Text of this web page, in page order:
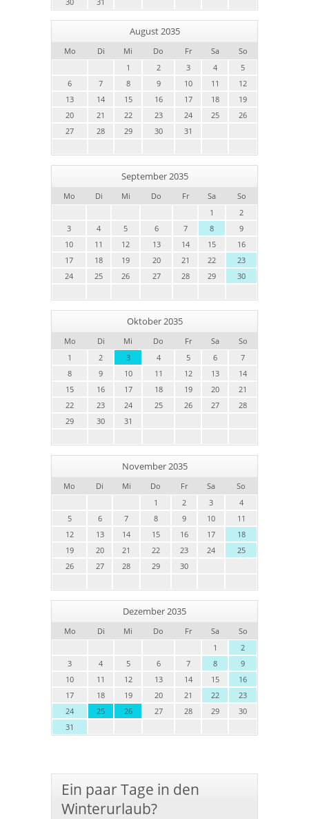
August 2035
Mo Di Mi Do Fr Sa
So
1
2 3 4
5
6
7 8 9 10 11
12
13
14 15 16 17 18
19
20
21 22 23 24 25
26
27
28 29 30 31
September 2035
Mo Di Mi Do Fr Sa
So
1
2
3
4 5 6 7 8
9
10
11 12 13 14 15
16
17
18 19 20 21 22
23
24
25 26 27 28 29 30
Oktober 2035
Mo Di Mi Do Fr Sa
So
1
2 3 4 5 6
7
8
9 10 11 12 13
14
15
16 17 18 19 20
21
22
23 24 25 26 27
28
29
30 31
November 2035
Mo Di Mi Do Fr Sa
So
1
2 3
4
5
6 7 8 9 10
11
12
13 14 15 16 17
18
19
20 21 22 23 24
25
26
27 28 29 30
Dezember 2035
Mo Di Mi Do Fr Sa
So
1
2
3
4 5 6 7 8
9
10
11 12 13 14 15
16
17
18 19 20 21 22
23
24
25 26 27 28 29
30
31
Ein paar Tage in den
Winterurlaub?